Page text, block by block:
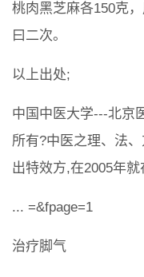
桃肉黑芝麻各150克
曰二次。
以上出处;
中国中医大学---北京
所有?中医之理、法
出特效方,在2005年
... =&fpage=1
治疗脚气